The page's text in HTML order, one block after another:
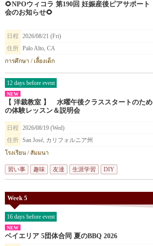
🌻NPOウィコラ 第190回 妊娠産後ピアサポート
会のお知らせ🌻
日程
2026/08/21 (Fri)
住所 Palo Alto, CA
การศึกษา / เลี้ยงเด็ก
12 days before event
NEW
【 洋裁教室 】 水曜午後クラススタートのため
の体験レッスン＆説明会
日程
2026/08/19 (Wed)
住所 San José, カリフォルニア州
โรงเรียน / สัมมนา
習い事 趣味 友達 生涯学習 DIY
Week 5
16 days before event
NEW
ベイエリア 5団体合同 夏のBBQ 2026